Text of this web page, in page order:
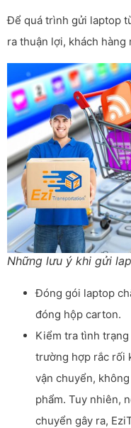
Để quá trình gửi laptop
ra thuận lợi, khách
Những lưu ý khi gửi
Đóng gói laptop
đóng hộp carton.
Kiểm tra tình
trường hợp rắc rối
vận chuyển,
phẩm. Tuy nhiên,
chuyển gây ra,